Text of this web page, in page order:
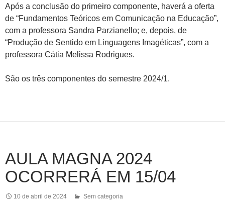
Após a conclusão do primeiro componente, haverá a oferta
de “Fundamentos Teóricos em Comunicação na Educação”,
com a professora Sandra Parzianello; e, depois, de
“Produção de Sentido em Linguagens Imagéticas”, com a
professora Cátia Melissa Rodrigues.
São os três componentes do semestre 2024/1.
AULA MAGNA 2024
OCORRERÁ EM 15/04
10 de abril de 2024 Sem categoria